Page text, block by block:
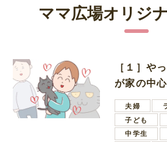
ママ広場オリジ
［１］や
が家の中
夫婦
子ども
中学生